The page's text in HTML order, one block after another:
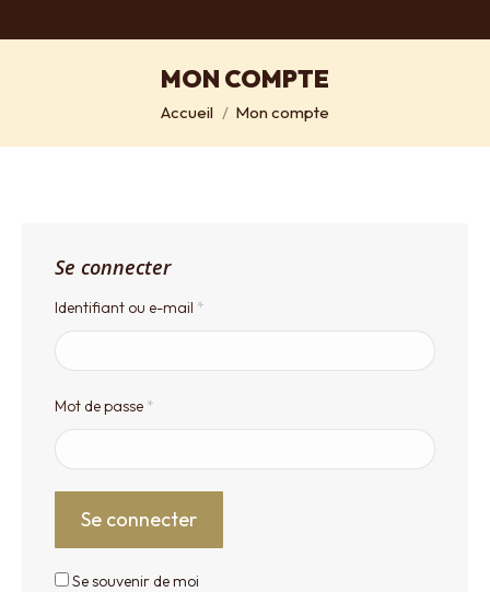
MON COMPTE
Vous êtes ici :
Accueil Mon compte
Se connecter
Identifiant ou e-mail *
Mot de passe *
Se connecter
Se souvenir de moi